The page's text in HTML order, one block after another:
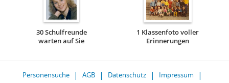
30 Schulfreunde
warten auf Sie
1 Klassenfoto voller
Erinnerungen
Personensuche AGB Datenschutz
Impressum